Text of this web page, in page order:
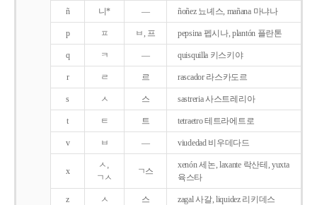
ñ 니* ― ñoñez 뇨녜스, mañana 마냐나
p ㅍ ㅂ, 프 pepsina 펩시나, plantón 플란톤
q ㅋ ― quisquilla 키스키야
r ㄹ 르 rascador 라스카도르
s ㅅ 스 sastreria 사스트레리아
t ㅌ 트 tetraetro 테트라에트로
v ㅂ ― viudedad 비우데다드
x
ㅅ,
ㄱㅅ
ㄱ스
xenón 세논, laxante 락산테, yuxta
육스타
z ㅅ 스 zagal 사갈, liquidez 리키데스